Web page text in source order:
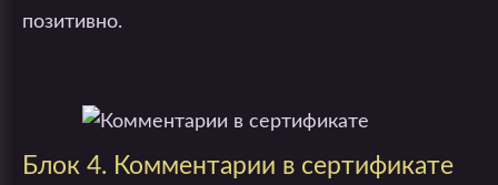
позитивно.
Блок 4. Комментарии в сертификате